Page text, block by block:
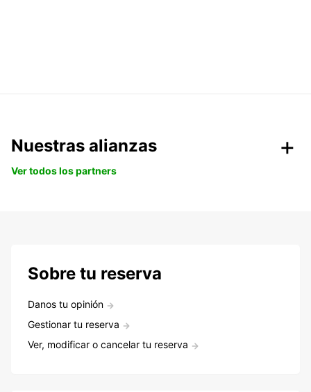
Nuestras alianzas
Ver todos los partners
Sobre tu reserva
Danos tu opinión
Gestionar tu reserva
Ver, modificar o cancelar tu reserva